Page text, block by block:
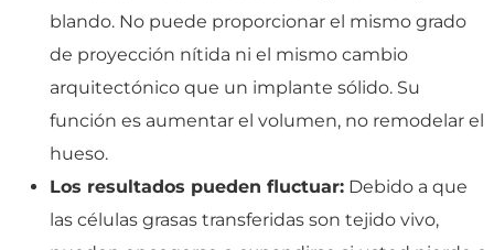
blando. No puede proporcionar el mismo grado
de proyección nítida ni el mismo cambio
arquitectónico que un implante sólido. Su
función es aumentar el volumen, no remodelar el
hueso.
Los resultados pueden fluctuar: Debido a que
las células grasas transferidas son tejido vivo,